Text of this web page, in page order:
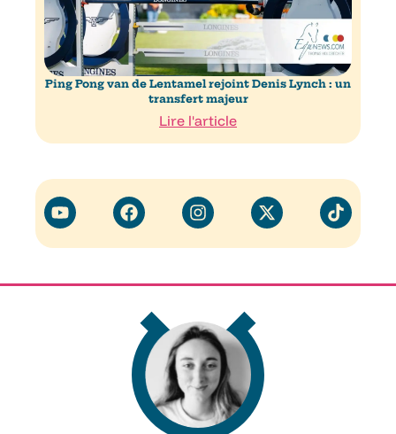
Ping Pong van de Lentamel rejoint Denis Lynch : un
transfert majeur
Lire l'article